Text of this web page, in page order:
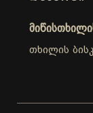
თხილის